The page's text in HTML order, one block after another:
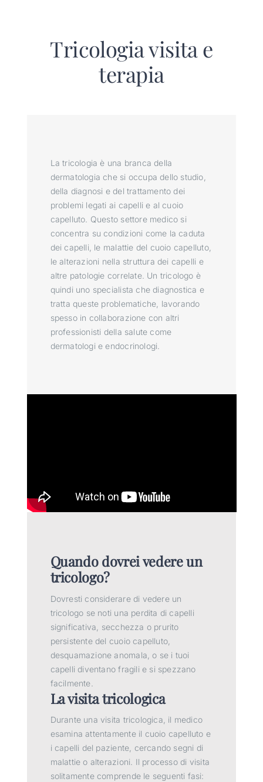
Tricologia visita e
terapia
La tricologia è una branca della
dermatologia che si occupa dello studio,
della diagnosi e del trattamento dei
problemi legati ai capelli e al cuoio
capelluto. Questo settore medico si
concentra su condizioni come la caduta
dei capelli, le malattie del cuoio capelluto,
le alterazioni nella struttura dei capelli e
altre patologie correlate. Un tricologo è
quindi uno specialista che diagnostica e
tratta queste problematiche, lavorando
spesso in collaborazione con altri
professionisti della salute come
dermatologi e endocrinologi.
Quando dovrei vedere un
tricologo?
Dovresti considerare di vedere un
tricologo se noti una perdita di capelli
significativa, secchezza o prurito
persistente del cuoio capelluto,
desquamazione anomala, o se i tuoi
capelli diventano fragili e si spezzano
facilmente.
La visita tricologica
Durante una visita tricologica, il medico
esamina attentamente il cuoio capelluto e
i capelli del paziente, cercando segni di
malattie o alterazioni. Il processo di visita
solitamente comprende le seguenti fasi: